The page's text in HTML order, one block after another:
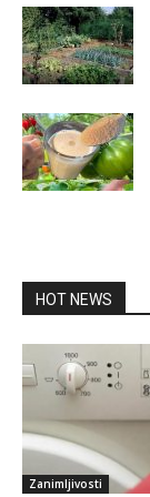
HOT NEWS
Zanimljivosti